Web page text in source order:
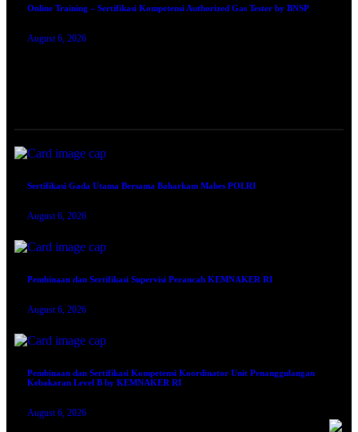
Online Training – Sertifikasi Kompetensi Authorized Gas Tester by BNSP
August 6, 2026
Sertifikasi Gada Utama Bersama Baharkam Mabes POLRI
August 6, 2026
Pembinaan dan Sertifikasi Supervisi Perancah KEMNAKER RI
August 6, 2026
Pembinaan dan Sertifikasi Kompetensi Koordinator Unit Penanggulangan
Kebakaran Level B by KEMNAKER RI
August 6, 2026